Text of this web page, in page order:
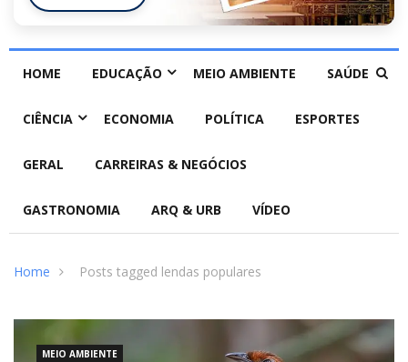
HOME EDUCAÇÃO MEIO AMBIENTE SAÚDE
CIÊNCIA ECONOMIA POLÍTICA ESPORTES
GERAL CARREIRAS & NEGÓCIOS
GASTRONOMIA ARQ & URB VÍDEO
Home Posts tagged lendas populares
MEIO AMBIENTE